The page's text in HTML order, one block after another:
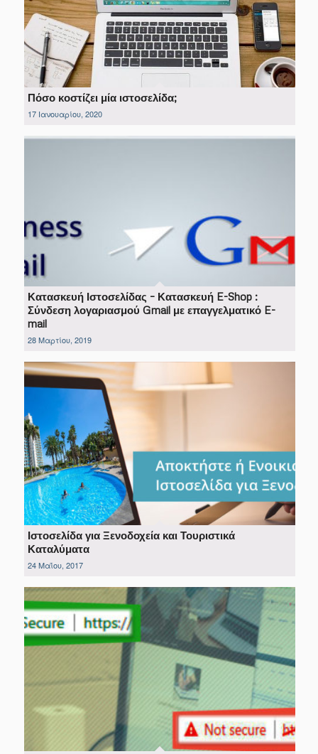
Πόσο κοστίζει μία ιστοσελίδα;
17 Ιανουαρίου, 2020
Κατασκευή Ιστοσελίδας – Κατασκευή E-Shop :
Σύνδεση λογαριασμού Gmail με επαγγελματικό E-
mail
28 Μαρτίου, 2019
Ιστοσελίδα για Ξενοδοχεία και Τουριστικά
Καταλύματα
24 Μαΐου, 2017